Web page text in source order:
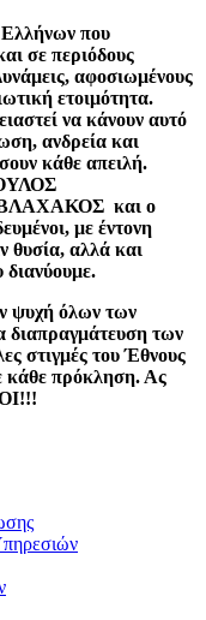
Ελλήνων που
σε περιόδους
αφοσιωμένους
ετοιμότητα.
να κάνουν αυτό
ανδρεία και
κάθε απειλή.
και ο
με έντονη
θυσία, αλλά και
διανύουμε.
ψυχή όλων των
διαπραγμάτευση των
στιγμές του Έθνους
κάθε πρόκληση. Ας